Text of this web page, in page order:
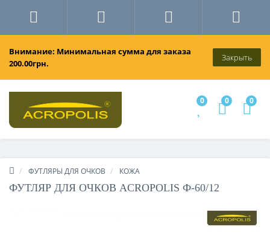
Внимание: Минимальная сумма для заказа
200.00грн.
Закрыть
0 0 0
ФУТЛЯРЫ ДЛЯ ОЧКОВ КОЖА
ФУТЛЯР ДЛЯ ОЧКОВ ACROPOLIS Ф-60/12